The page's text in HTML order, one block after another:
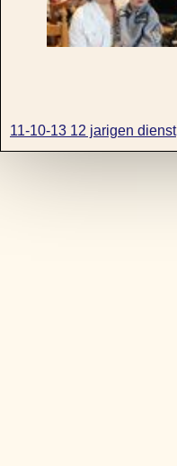
11-10-13 12 jarigen dienst